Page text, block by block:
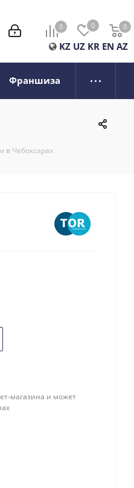
0 0 0
0
KZ UZ KR EN AZ
Франшиза
в Чебоксарах
магазина и может